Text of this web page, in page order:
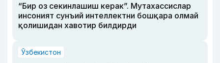
“Бир оз секинлашиш керак”. Мутахассислар
инсоният сунъий интеллектни бошқара олмай
қолишидан хавотир билдирди
Ўзбекистон